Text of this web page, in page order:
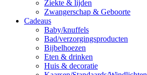
Ziekte & lijden
Zwangerschap & Geboorte
Cadeaus
Baby/knuffels
Bad/verzorgingsproducten
Bijbelhoezen
Eten & drinken
Huis & decoratie